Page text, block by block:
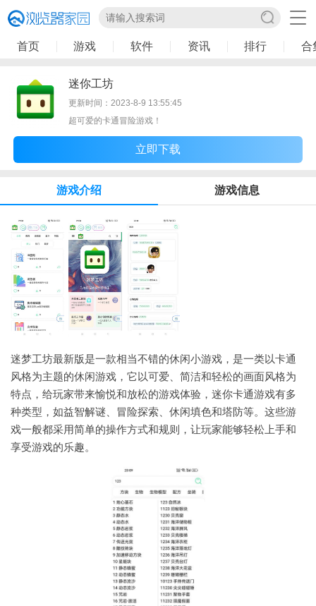
首页 游戏 软件 资讯 排行 合
迷你工坊
更新时间：2023-8-9 13:55:45
超可爱的卡通冒险游戏！
立即下载
游戏介绍 游戏信息
迷梦工坊最新版是一款相当不错的休闲小游戏，是一类以卡通
风格为主题的休闲游戏，它以可爱、简洁和轻松的画面风格为
特点，给玩家带来愉悦和放松的游戏体验，迷你卡通游戏有多
种类型，如益智解谜、冒险探索、休闲填色和塔防等。这些游
戏一般都采用简单的操作方式和规则，让玩家能够轻松上手和
享受游戏的乐趣。